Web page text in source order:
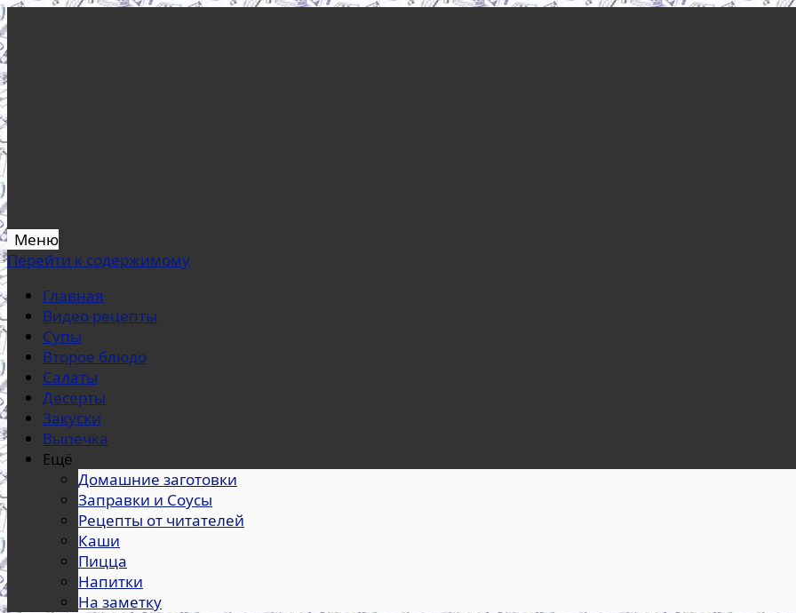
Меню
Перейти к содержимому
Главная
Видео рецепты
Супы
Второе блюдо
Салаты
Десерты
Закуски
Выпечка
Ещё
Домашние заготовки
Заправки и Соусы
Рецепты от читателей
Каши
Пицца
Напитки
На заметку